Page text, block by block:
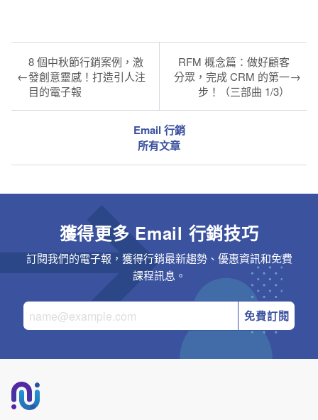
←
8 個中秋節行銷案例，激
發創意靈感！打造引人注
目的電子報
Email 行銷
所有文章
RFM 概念篇：做好顧客
分眾，完成 CRM 的第一
步！（三部曲 1/3）
→
獲得更多 Email 行銷技巧
訂閱我們的電子報，獲得行銷最新趨勢、優惠資訊和免費
課程訊息。
免費訂閱